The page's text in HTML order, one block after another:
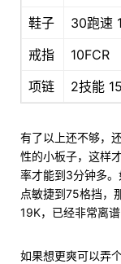
鞋子
30跑速
戒指
10FCR
项链
2技能
有了以上还不够，
性的小板子，这样
率才能到3分钟多
点敏捷到75格挡，
19K，已经非常离谱
如果想更爽可以弄